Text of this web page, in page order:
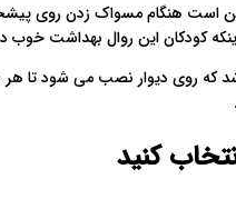
است هنگام مسواک زدن روی
کودکان این روال بهداشت خوب
که روی دیوار نصب می شود تا هر